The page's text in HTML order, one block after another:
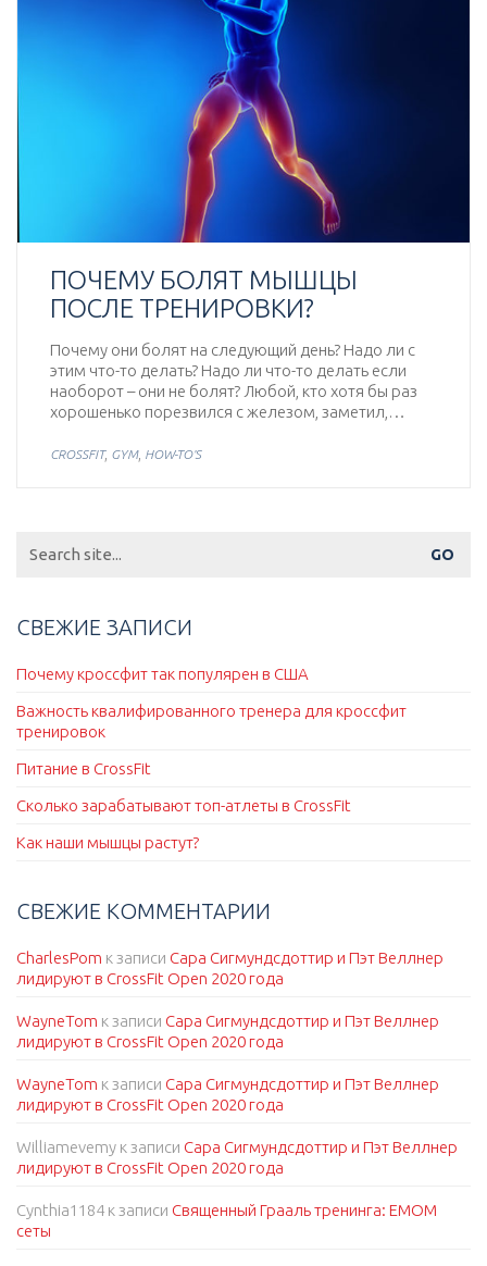
ПОЧЕМУ БОЛЯТ МЫШЦЫ
ПОСЛЕ ТРЕНИРОВКИ?
Почему они болят на следующий день? Надо ли с
этим что-то делать? Надо ли что-то делать если
наоборот – они не болят? Любой, кто хотя бы раз
хорошенько порезвился с железом, заметил,…
CROSSFIT, GYM, HOW-TO'S
for:
СВЕЖИЕ ЗАПИСИ
Почему кроссфит так популярен в США
Важность квалифированного тренера для кроссфит
тренировок
Питание в CrossFit
Сколько зарабатывают топ-атлеты в CrossFit
Как наши мышцы растут?
СВЕЖИЕ КОММЕНТАРИИ
CharlesPom к записи Сара Сигмундсдоттир и Пэт Веллнер
лидируют в CrossFit Open 2020 года
WayneTom к записи Сара Сигмундсдоттир и Пэт Веллнер
лидируют в CrossFit Open 2020 года
WayneTom к записи Сара Сигмундсдоттир и Пэт Веллнер
лидируют в CrossFit Open 2020 года
Williamevemy к записи Сара Сигмундсдоттир и Пэт Веллнер
лидируют в CrossFit Open 2020 года
Cynthia1184 к записи Священный Грааль тренинга: EMOM
сеты